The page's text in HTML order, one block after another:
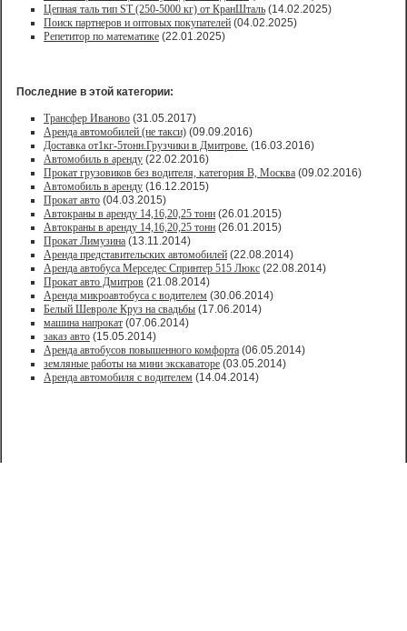
Цепная таль тип ST (250-5000 кг) от КранШталь (14.02.2025)
Поиск партнеров и оптовых покупателей (04.02.2025)
Репетитор по математике (22.01.2025)
Последние в этой категории:
Трансфер Иваново (31.05.2017)
Аренда автомобилей (не такси) (09.09.2016)
Доставка от1кг-5тонн.Грузчики в Дмитрове. (16.03.2016)
Автомобиль в аренду (22.02.2016)
Прокат грузовиков без водителя, категория В, Москва (09.02.2016)
Автомобиль в аренду (16.12.2015)
Прокат авто (04.03.2015)
Автокраны в аренду 14,16,20,25 тонн (26.01.2015)
Автокраны в аренду 14,16,20,25 тонн (26.01.2015)
Прокат Лимузина (13.11.2014)
Аренда представительских автомобилей (22.08.2014)
Аренда автобуса Мерседес Спринтер 515 Люкс (22.08.2014)
Прокат авто Дмитров (21.08.2014)
Аренда микроавтобуса с водителем (30.06.2014)
Белый Шевроле Круз на свадьбы (17.06.2014)
машина напрокат (07.06.2014)
заказ авто (15.05.2014)
Аренда автобусов повышенного комфорта (06.05.2014)
земляные работы на мини экскаваторе (03.05.2014)
Аренда автомобиля с водителем (14.04.2014)